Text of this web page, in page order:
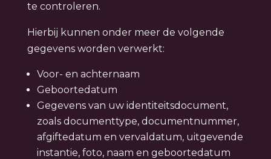
te controleren.
Hierbij kunnen onder meer de volgende
gegevens worden verwerkt:
Voor- en achternaam
Geboortedatum
Gegevens van uw identiteitsdocument,
zoals documenttype, documentnummer,
afgiftedatum en vervaldatum, uitgevende
instantie, foto, naam en geboortedatum